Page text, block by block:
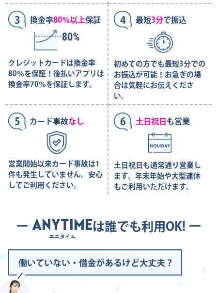
3 換金率80％以上保証
クレジットカードは換金率
80％を保証！後払いアプリは
換金率70％を保証します。
4 最短3分で振込
初めての方でも最短3分での
お振込が可能！お急ぎの場
合は気軽にお伝えくださ
い。
5 カード事故なし
営業開始以来カード事故は1
件も発生していません。安心
してご利用ください。
6 土日祝日 も営業
土日祝日も通常通り営業し
ます。年末年始や大型連休
もご利用いただけます。
ANYTIME
エニタイム
は誰でも利用OK!